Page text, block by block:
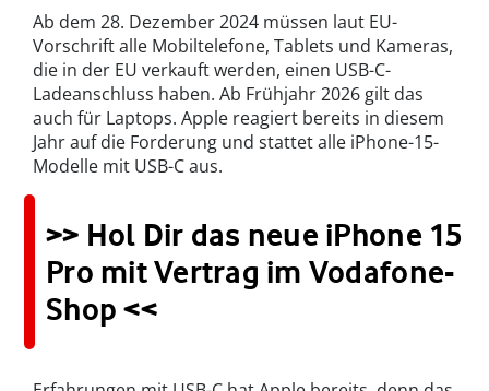
Ab dem 28. Dezember 2024 müssen laut EU-
Vorschrift alle Mobiltelefone, Tablets und Kameras,
die in der EU verkauft werden, einen USB-C-
Ladeanschluss haben. Ab Frühjahr 2026 gilt das
auch für Laptops. Apple reagiert bereits in diesem
Jahr auf die Forderung und stattet alle iPhone-15-
Modelle mit USB-C aus.
>> Hol Dir das neue iPhone 15
Pro mit Vertrag im Vodafone-
Shop <<